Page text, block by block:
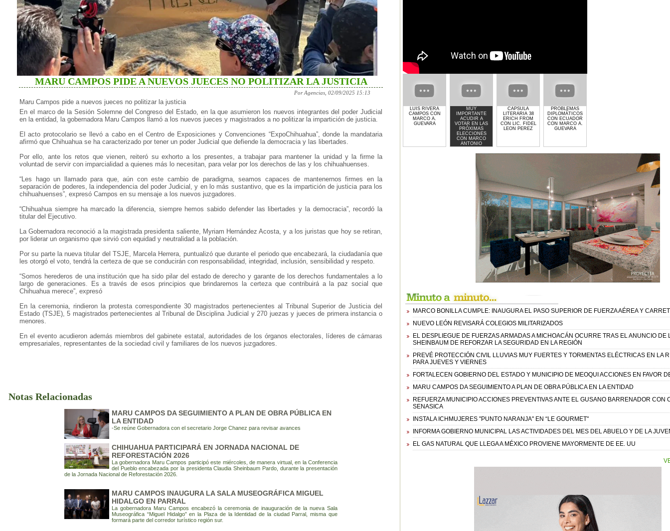
MARU CAMPOS PIDE A NUEVOS JUECES NO POLITIZAR LA JUSTICIA
Por Agencias, 02/09/2025 15:13
Maru Campos pide a nuevos jueces no politizar la justicia
En el marco de la Sesión Solemne del Congreso del Estado, en la que asumieron los nuevos integrantes del poder Judicial
en la entidad, la gobernadora Maru Campos llamó a los nuevos jueces y magistrados a no politizar la impartición de justicia.
El acto protocolario se llevó a cabo en el Centro de Exposiciones y Convenciones “ExpoChihuahua”, donde la mandataria
afirmó que Chihuahua se ha caracterizado por tener un poder Judicial que defiende la democracia y las libertades.
Por ello, ante los retos que vienen, reiteró su exhorto a los presentes, a trabajar para mantener la unidad y la firme la
voluntad de servir con imparcialidad a quienes más lo necesitan, para velar por los derechos de las y los chihuahuenses.
“Les hago un llamado para que, aún con este cambio de paradigma, seamos capaces de mantenernos firmes en la
separación de poderes, la independencia del poder Judicial, y en lo más sustantivo, que es la impartición de justicia para los
chihuahuenses”, expresó Campos en su mensaje a los nuevos juzgadores.
“Chihuahua siempre ha marcado la diferencia, siempre hemos sabido defender las libertades y la democracia”, recordó la
titular del Ejecutivo.
La Gobernadora reconoció a la magistrada presidenta saliente, Myriam Hernández Acosta, y a los juristas que hoy se retiran,
por liderar un organismo que sirvió con equidad y neutralidad a la población.
Por su parte la nueva titular del TSJE, Marcela Herrera, puntualizó que durante el periodo que encabezará, la ciudadanía que
les otorgó el voto, tendrá la certeza de que se conducirán con responsabilidad, integridad, inclusión, sensibilidad y respeto.
“Somos herederos de una institución que ha sido pilar del estado de derecho y garante de los derechos fundamentales a lo
largo de generaciones. Es a través de esos principios que brindaremos la certeza que contribuirá a la paz social que
Chihuahua merece”, expresó
En la ceremonia, rindieron la protesta correspondiente 30 magistrados pertenecientes al Tribunal Superior de Justicia del
Estado (TSJE), 5 magistrados pertenecientes al Tribunal de Disciplina Judicial y 270 juezas y jueces de primera instancia o
menores.
En el evento acudieron además miembros del gabinete estatal, autoridades de los órganos electorales, líderes de cámaras
empresariales, representantes de la sociedad civil y familiares de los nuevos juzgadores.
Notas Relacionadas
MARU CAMPOS DA SEGUIMIENTO A PLAN DE OBRA PÚBLICA EN
LA ENTIDAD
-Se reúne Gobernadora con el secretario Jorge Chanez para revisar avances
CHIHUAHUA PARTICIPARÁ EN JORNADA NACIONAL DE
REFORESTACIÓN 2026
La gobernadora Maru Campos participó este miércoles, de manera virtual, en la Conferencia
del Pueblo encabezada por la presidenta Claudia Sheinbaum Pardo, durante la presentación
de la Jornada Nacional de Reforestación 2026.
MARU CAMPOS INAUGURA LA SALA MUSEOGRÁFICA MIGUEL
HIDALGO EN PARRAL
La gobernadora Maru Campos encabezó la ceremonia de inauguración de la nueva Sala
Museográfica “Miguel Hidalgo” en la Plaza de la Identidad de la ciudad Parral, misma que
formará parte del corredor turístico región sur.
LUIS RIVERA
CAMPOS CON
MARCO A.
GUEVARA
MUY
IMPORTANTE
ACUDIR A
VOTAR EN LAS
PRÓXIMAS
ELECCIONES
CON MARCO
ANTONIO
GUEVARA
CAPSULA
LITERARIA 38
ERICH FROM
CON LIC. FIDEL
LEON PEREZ
PROBLEMAS
DIPLOMÁTICOS
CON ECUADOR
CON MARCO A.
GUEVARA
MARCO BONILLA CUMPLE: INAUGURA EL PASO SUPERIOR DE FUERZA AÉREA Y
NUEVO LEÓN REVISARÁ COLEGIOS MILITARIZADOS
EL DESPLIEGUE DE FUERZAS ARMADAS A MICHOACÁN OCURRE TRAS EL ANUNCIO DE
SHEINBAUM DE REFORZAR LA SEGURIDAD EN LA REGIÓN
PREVÉ PROTECCIÓN CIVIL LLUVIAS MUY FUERTES Y TORMENTAS ELÉCTRICAS EN LA
PARA JUEVES Y VIERNES
FORTALECEN GOBIERNO DEL ESTADO Y MUNICIPIO DE MEOQUI ACCIONES EN FAVOR
MARU CAMPOS DA SEGUIMIENTO A PLAN DE OBRA PÚBLICA EN LA ENTIDAD
REFUERZA MUNICIPIO ACCIONES PREVENTIVAS ANTE EL GUSANO BARRENADOR CON
SENASICA
INSTALA ICHMUJERES "PUNTO NARANJA" EN “LE GOURMET"
INFORMA GOBIERNO MUNICIPAL LAS ACTIVIDADES DEL MES DEL ABUELO Y DE LA
EL GAS NATURAL QUE LLEGA A MÉXICO PROVIENE MAYORMENTE DE EE. UU